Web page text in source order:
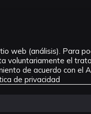
web (análisis). Para
voluntariamente el
de acuerdo con el
de privacidad